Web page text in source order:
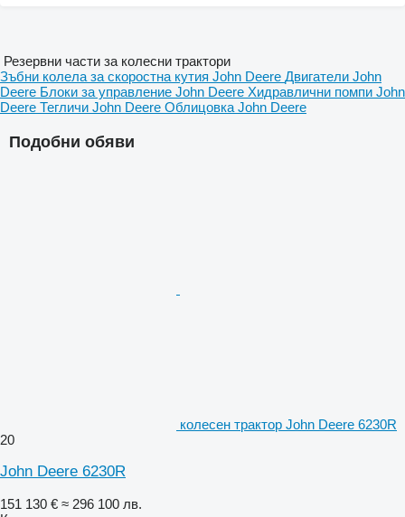
Подобни обяви
колесен трактор John Deere 6230R
20
John Deere 6230R
151 130 € ≈ 296 100 лв.
Резервни части за колесни трактори
Зъбни колела за скоростна кутия John Deere Двигатели John
Deere Блоки за управление John Deere Хидравлични помпи John
Deere Тегличи John Deere Облицовка John Deere